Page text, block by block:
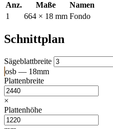
Anz.
Maße
Namen
1
664 × 18 mm Fondo
Schnittplan
Sägeblattbreite
osb — 18mm
Plattenbreite
×
Plattenhöhe